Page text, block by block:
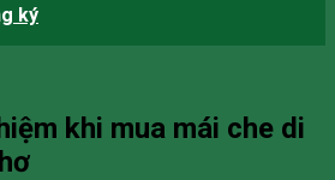
ký
khi mua mái che di